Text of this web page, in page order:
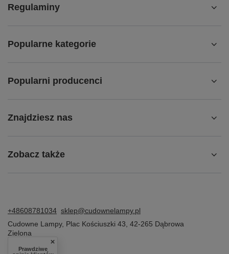
Regulaminy
Popularne kategorie
Popularni producenci
Znajdziesz nas
Zobacz także
+48608781034 sklep@cudownelampy.pl
Cudowne Lampy, Plac Kościuszki 43 42-265 Dąbrowa
Zielona
Prawdziwe